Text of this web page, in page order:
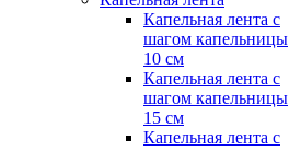
Капельная лента с
шагом капельницы
10 см
Капельная лента с
шагом капельницы
15 см
Капельная лента с